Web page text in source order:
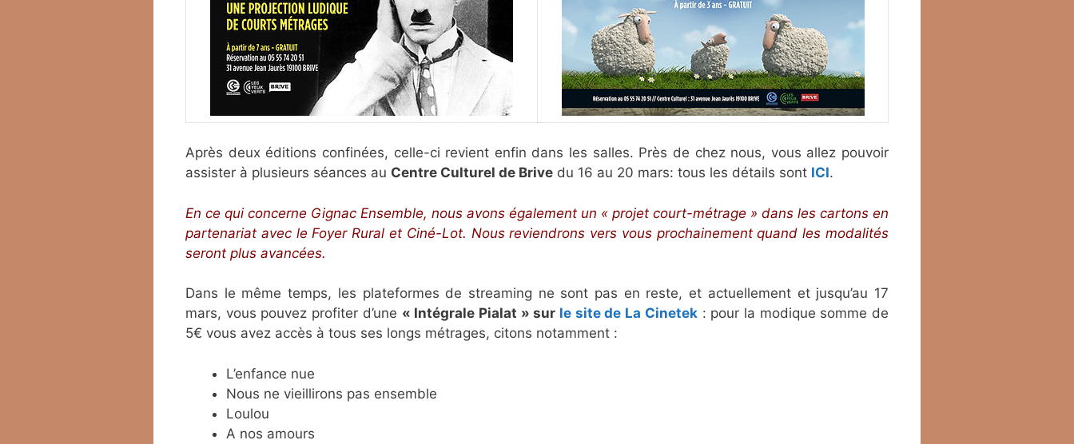
Après deux éditions confinées, celle-ci revient enfin dans les salles. Près de chez nous, vous allez pouvoir
assister à plusieurs séances au Centre Culturel de Brive du 16 au 20 mars: tous les détails sont ICI.
En ce qui concerne Gignac Ensemble, nous avons également un « projet court-métrage » dans les cartons en
partenariat avec le Foyer Rural et Ciné-Lot. Nous reviendrons vers vous prochainement quand les modalités
seront plus avancées.
Dans le même temps, les plateformes de streaming ne sont pas en reste, et actuellement et jusqu’au 17
mars, vous pouvez profiter d’une « Intégrale Pialat » sur le site de La Cinetek: pour la modique somme de
5€ vous avez accès à tous ses longs métrages, citons notamment :
L’enfance nue
Nous ne vieillirons pas ensemble
Loulou
A nos amours